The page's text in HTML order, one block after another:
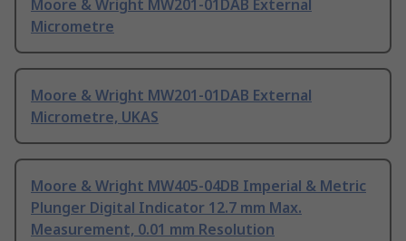
Moore & Wright MW201-01DAB External
Micrometre
Moore & Wright MW201-01DAB External
Micrometre, UKAS
Moore & Wright MW405-04DB Imperial & Metric
Plunger Digital Indicator 12.7 mm Max.
Measurement, 0.01 mm Resolution